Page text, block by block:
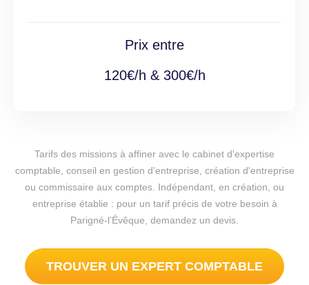
Prix entre
120€/h & 300€/h
Tarifs des missions à affiner avec le cabinet d'expertise
comptable, conseil en gestion d'entreprise, création d'entreprise
ou commissaire aux comptes. Indépendant, en création, ou
entreprise établie : pour un tarif précis de votre besoin à
Parigné-l’Évêque, demandez un devis.
TROUVER UN EXPERT COMPTABLE